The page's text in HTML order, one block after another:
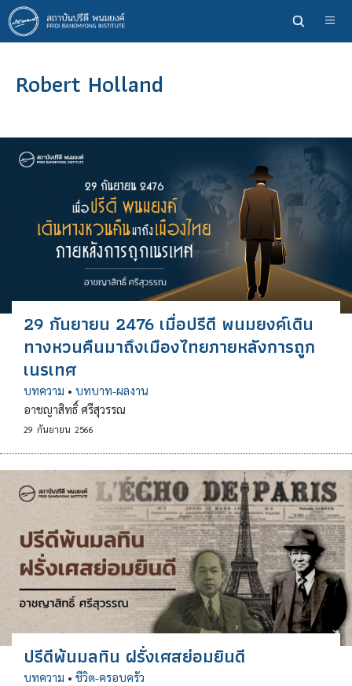
ข้าม
ไป
ยัง
หลักRobert Holland
29 กันยายน 2476 เมื่อปรีดี พนมยงค์เดิน
ทางหวนคืนมาถึงเมืองไทยภายหลังการถูก
เนรเทศ
บทความ • บทบาท-ผลงาน
อาชญาสิทธิ์ ศรีสุวรรณ
29 กันยายน 2566
ปรีดีพ้นมลทิน ฝรั่งเศสย่อมยินดี
บทความ • ชีวิต-ครอบครัว